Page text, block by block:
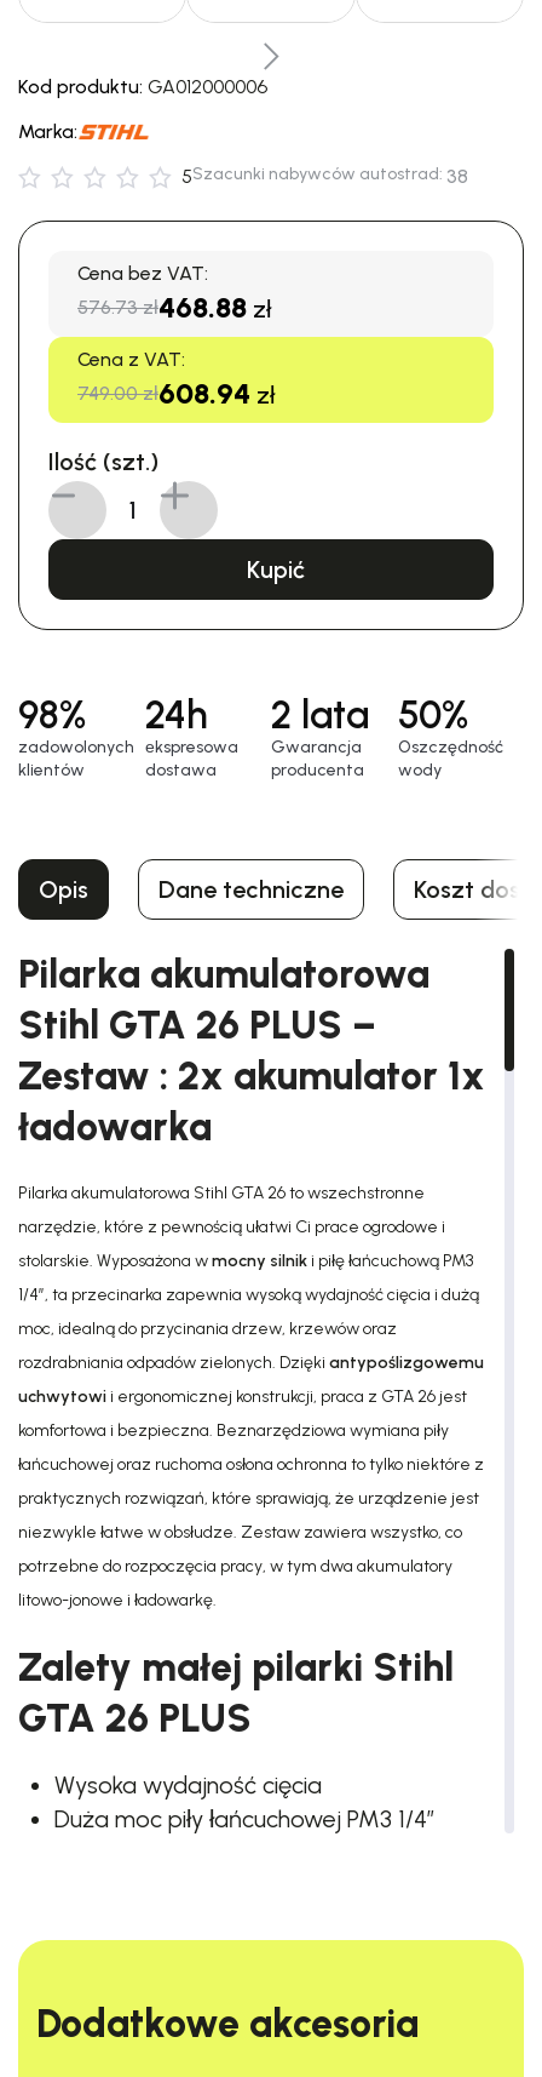
Kod produktu: GA012000006
Marka:
5Szacunki nabywców autostrad: 38
Cena bez VAT:
576.73 zł468.88 zł
Cena z VAT:
749.00 zł608.94 zł
Ilość (szt.)
Kupić
98%
zadowolonych
klientów
24h
еkspresowa
dostawa
2 lata
Gwarancja
producenta
50%
Oszczędność
wody
Opis Dane techniczne Koszt
Pilarka akumulatorowa
Stihl GTA 26 PLUS –
Zestaw : 2x akumulator 1x
ładowarka
Pilarka akumulatorowa Stihl GTA 26 to wszechstronne
narzędzie, które z pewnością ułatwi Ci prace ogrodowe i
stolarskie. Wyposażona wmocny silniki piłę łańcuchową PM3
1/4″, ta przecinarka zapewnia wysoką wydajność cięcia i dużą
moc, idealną do przycinania drzew, krzewów oraz
rozdrabniania odpadów zielonych. Dzięki antypoślizgowemu
uchwytowii ergonomicznej konstrukcji, praca z GTA 26 jest
komfortowa i bezpieczna. Beznarzędziowa wymiana piły
łańcuchowej oraz ruchoma osłona ochronna to tylko niektóre z
praktycznych rozwiązań, które sprawiają, że urządzenie jest
niezwykle łatwe w obsłudze. Zestaw zawiera wszystko, co
potrzebne do rozpoczęcia pracy, w tym dwa akumulatory
litowo-jonowe i ładowarkę.
Zalety małej pilarki Stihl
GTA 26 PLUS
Wysoka wydajność cięcia
Duża moc piły łańcuchowej PM3 1/4”
Ruchoma osłona ochronna
Dodatkowe akcesoria​